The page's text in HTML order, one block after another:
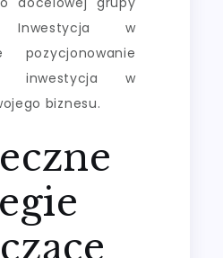
Inwestycja w
pozycjonowanie
inwestycja w
biznesu.